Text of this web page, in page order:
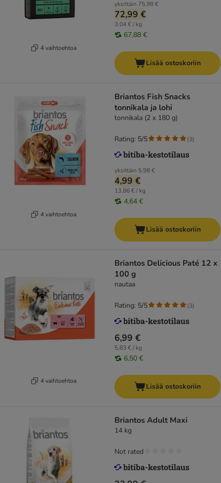
4 vaihtoehtoa
yksittäin 75,98 €
72,99 €
3,04 € / kg
67,88 €
Lisää ostoskoriin
4 vaihtoehtoa
Briantos Fish Snacks
tonnikala ja lohi
tonnikala (2 x 180 g)
yksittäin 5,98 €
4,99 €
13,86 € / kg
4,64 €
Rating: 5/5 (3)
Lisää ostoskoriin
4 vaihtoehtoa
Briantos Delicious Paté 12 x
100 g
nautaa
6,99 €
5,83 € / kg
6,50 €
Rating: 5/5 (3)
Lisää ostoskoriin
Briantos Adult Maxi
14 kg
Not rated